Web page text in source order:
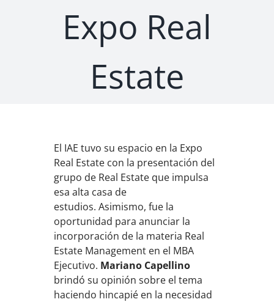
Expo Real
Estate
El IAE tuvo su espacio en la Expo
Real Estate con la presentación del
grupo de Real Estate que impulsa
esa alta casa de
estudios. Asimismo, fue la
oportunidad para anunciar la
incorporación de la materia Real
Estate Management en el MBA
Ejecutivo. Mariano Capellino
brindó su opinión sobre el tema
haciendo hincapié en la necesidad